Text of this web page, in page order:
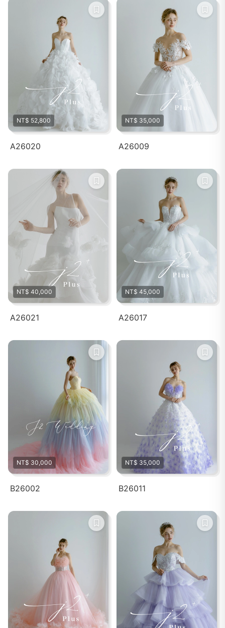
NT$ 52,800
A26020
NT$ 35,000
A26009
NT$ 40,000
A26021
NT$ 45,000
A26017
NT$ 30,000
B26002
NT$ 35,000
B26011